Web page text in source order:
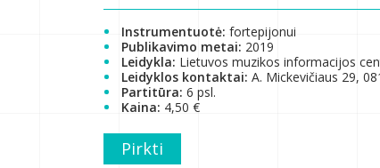
Instrumentuotė: fortepijonui
Publikavimo metai: 2019
Leidykla: Lietuvos muzikos informacijos
Leidyklos kontaktai: A. Mickevičiaus 29,
Partitūra: 6 psl.
Kaina: 4,50 €
Pirkti